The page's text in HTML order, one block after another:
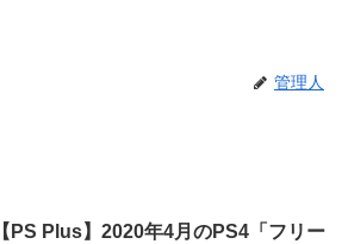
管理人
【PS Plus】2020年4月のPS4「フリー